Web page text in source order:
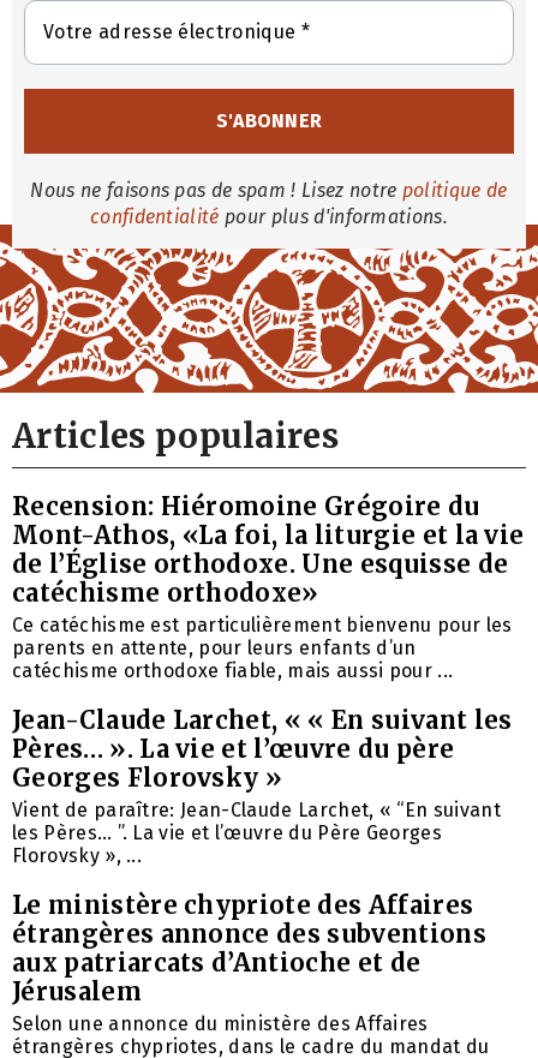
Nous ne faisons pas de spam ! Lisez notre politique de
confidentialité pour plus d'informations.
Articles populaires
Recension: Hiéromoine Grégoire du
Mont-Athos, «La foi, la liturgie et la vie
de l’Église orthodoxe. Une esquisse de
catéchisme orthodoxe»
Ce catéchisme est particulièrement bienvenu pour les
parents en attente, pour leurs enfants d’un
catéchisme orthodoxe fiable, mais aussi pour ...
Jean-Claude Larchet, « « En suivant les
Pères… ». La vie et l’œuvre du père
Georges Florovsky »
Vient de paraître: Jean-Claude Larchet, « “En suivant
les Pères… ”. La vie et l’œuvre du Père Georges
Florovsky », ...
Le ministère chypriote des Affaires
étrangères annonce des subventions
aux patriarcats d’Antioche et de
Jérusalem
Selon une annonce du ministère des Affaires
étrangères chypriotes, dans le cadre du mandat du